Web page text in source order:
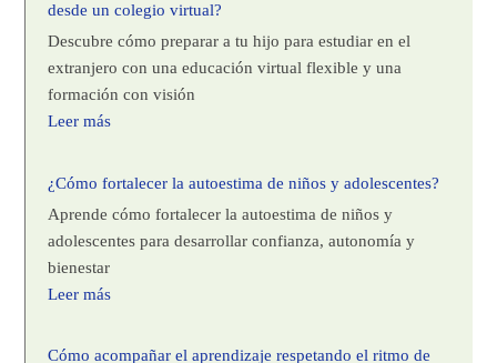
desde un colegio virtual?
Descubre cómo preparar a tu hijo para estudiar en el
extranjero con una educación virtual flexible y una
formación con visión
Leer más
¿Cómo fortalecer la autoestima de niños y adolescentes?
Aprende cómo fortalecer la autoestima de niños y
adolescentes para desarrollar confianza, autonomía y
bienestar
Leer más
Cómo acompañar el aprendizaje respetando el ritmo de